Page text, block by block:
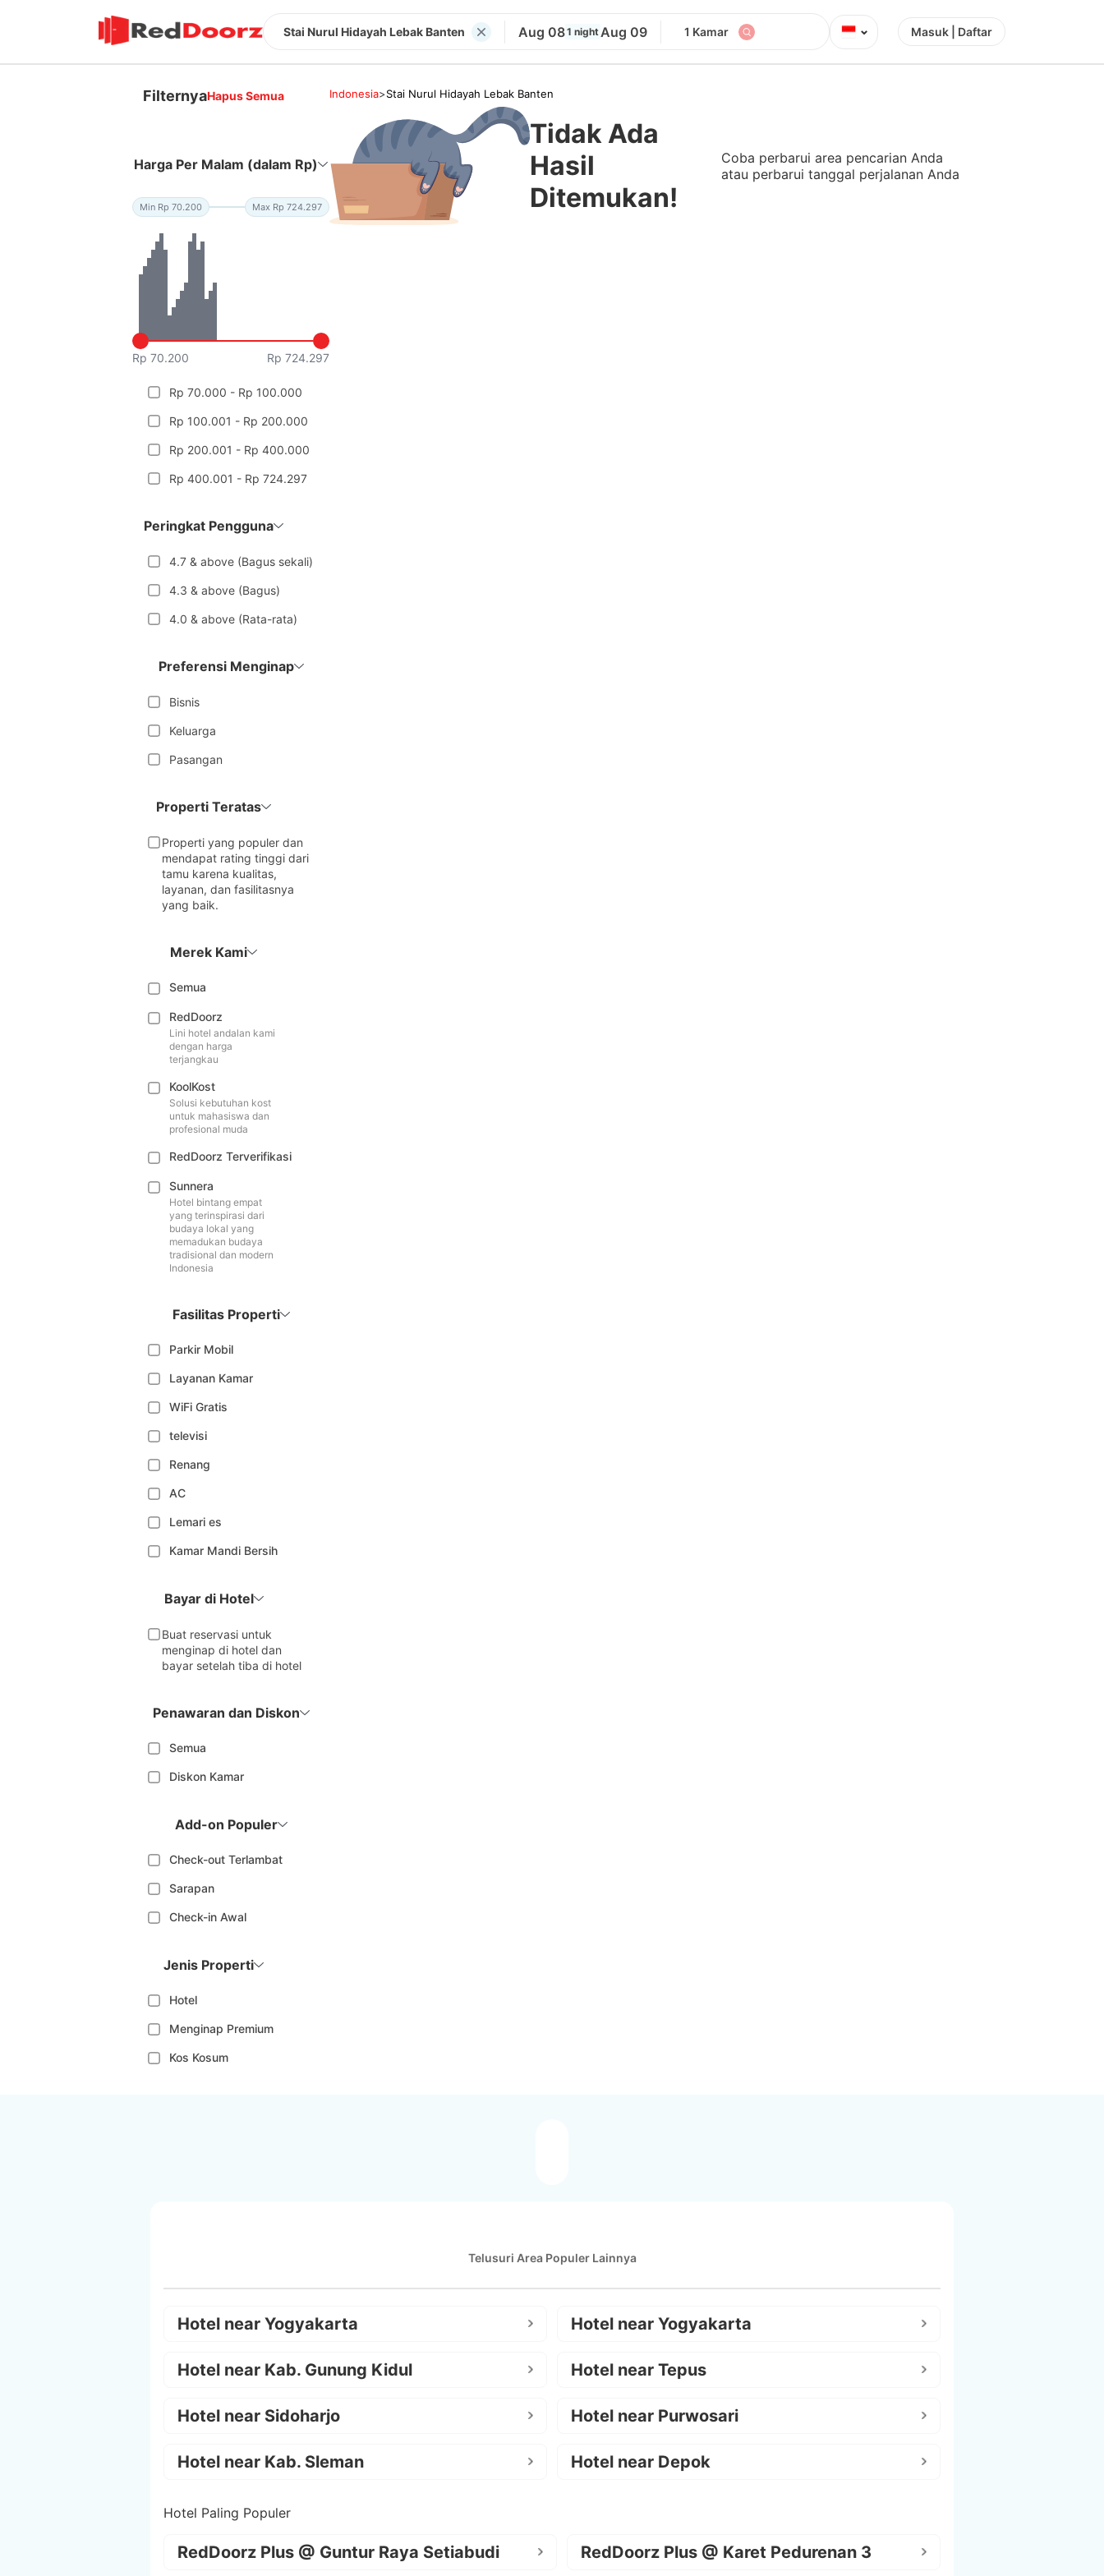
Stai Nurul Hidayah Lebak Banten Aug 081 night Aug 09 1 Kamar ⌄ Masuk | Daftar
FilternyaHapus Semua
Harga Per Malam (dalam Rp)
Min Rp 70.200 Max Rp 724.297
Rp 70.200 Rp 724.297
Rp 70.000 - Rp 100.000
Rp 100.001 - Rp 200.000
Rp 200.001 - Rp 400.000
Rp 400.001 - Rp 724.297
Peringkat Pengguna
4.7 & above (Bagus sekali)
4.3 & above (Bagus)
4.0 & above (Rata-rata)
Preferensi Menginap
Bisnis
Keluarga
Pasangan
Properti Teratas
Properti yang populer dan
mendapat rating tinggi dari
tamu karena kualitas,
layanan, dan fasilitasnya
yang baik.
Merek Kami
Semua
RedDoorz
Lini hotel andalan kami
dengan harga
terjangkau
KoolKost
Solusi kebutuhan kost
untuk mahasiswa dan
profesional muda
RedDoorz Terverifikasi
Sunnera
Hotel bintang empat
yang terinspirasi dari
budaya lokal yang
memadukan budaya
tradisional dan modern
Indonesia
Fasilitas Properti
Parkir Mobil
Layanan Kamar
WiFi Gratis
televisi
Renang
AC
Lemari es
Kamar Mandi Bersih
Bayar di Hotel
Buat reservasi untuk
menginap di hotel dan
bayar setelah tiba di hotel
Penawaran dan Diskon
Semua
Diskon Kamar
Add-on Populer
Check-out Terlambat
Sarapan
Check-in Awal
Jenis Properti
Hotel
Menginap Premium
Kos Kosum
Indonesia>Stai Nurul Hidayah Lebak Banten
Tidak Ada
Hasil
Ditemukan!
Coba perbarui area pencarian Anda
atau perbarui tanggal perjalanan Anda
Telusuri Area Populer Lainnya
Hotel near Yogyakarta Hotel near Yogyakarta
Hotel near Kab. Gunung Kidul Hotel near Tepus
Hotel near Sidoharjo Hotel near Purwosari
Hotel near Kab. Sleman Hotel near Depok
Hotel Paling Populer
RedDoorz Plus @ Guntur Raya Setiabudi RedDoorz Plus @ Karet Pedurenan 3